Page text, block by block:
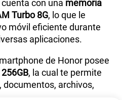
20467534026
2026
de la web|
garantía de equipos
| Derechos ARCO
|Neutralidad de Red|
Deudas| Legal y regulatorio